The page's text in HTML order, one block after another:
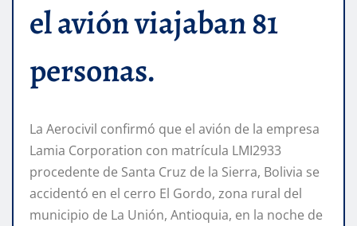
el avión viajaban 81
personas.
La Aerocivil confirmó que el avión de la empresa
Lamia Corporation con matrícula LMI2933
procedente de Santa Cruz de la Sierra, Bolivia se
accidentó en el cerro El Gordo, zona rural del
municipio de La Unión, Antioquia, en la noche de